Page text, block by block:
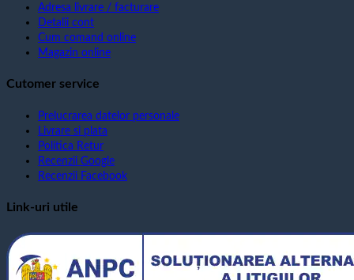
Adresa livrare / facturare
Detalii cont
Cum comand online
Magazin online
Cutomer service
Prelucrarea datelor personale
Livrare si plata
Politica Retur
Recenzii Google
Recenzii Facebook
Link-uri utile